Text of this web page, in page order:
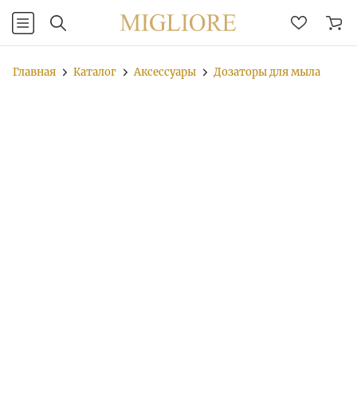
Главная Каталог Аксессуары Дозаторы для мыла